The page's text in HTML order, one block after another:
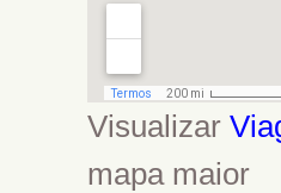
Visualizar
mapa maior